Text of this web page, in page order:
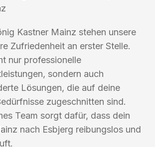
Kastner Mainz stehen unsere
Zufriedenheit an erster Stelle.
nur professionelle
sondern auch
Lösungen, die auf deine
zugeschnitten sind.
Team sorgt dafür, dass dein
nach Esbjerg reibungslos und